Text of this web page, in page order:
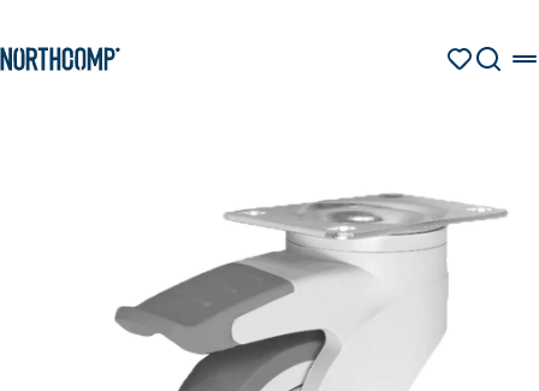
Zur Navigation springen
SUCHE
Sprache auswählen